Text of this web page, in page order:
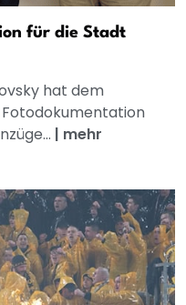
für die Stadt
hat dem
| mehr